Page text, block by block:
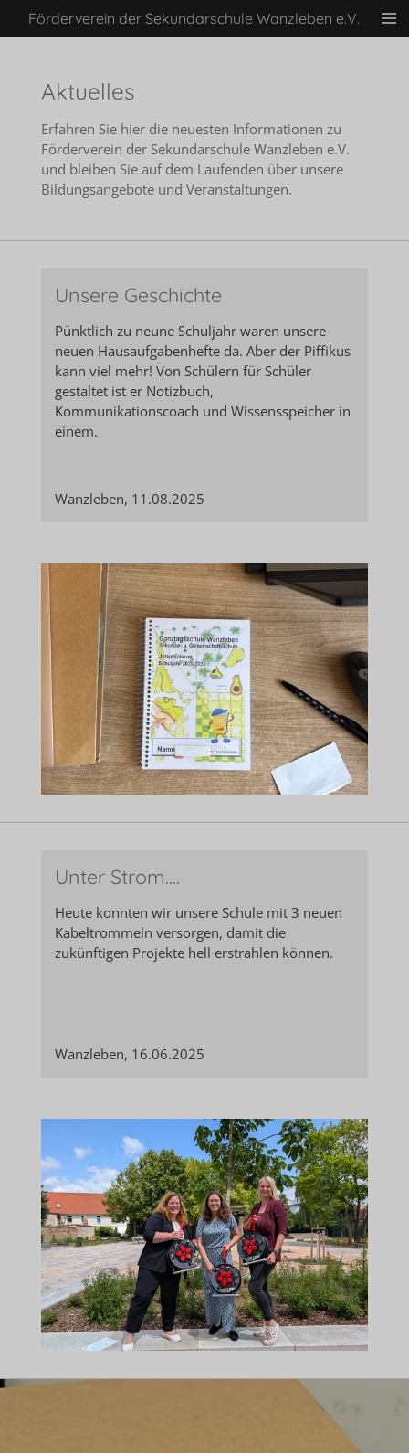
Zum
Hauptinhalt
Förderverein der Sekundarschule Wanzleben e.V.
Aktuelles
Erfahren Sie hier die neuesten Informationen zu
Förderverein der Sekundarschule Wanzleben e.V.
und bleiben Sie auf dem Laufenden über unsere
Bildungsangebote und Veranstaltungen.
Unsere Geschichte
Pünktlich zu neune Schuljahr waren unsere
neuen Hausaufgabenhefte da. Aber der Piffikus
kann viel mehr! Von Schülern für Schüler
gestaltet ist er Notizbuch,
Kommunikationscoach und Wissensspeicher in
einem.
Wanzleben, 11.08.2025
Unter Strom....
Heute konnten wir unsere Schule mit 3 neuen
Kabeltrommeln versorgen, damit die
zukünftigen Projekte hell erstrahlen können.
Wanzleben, 16.06.2025